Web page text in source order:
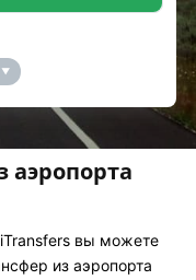
▼
аэропорта
вы можете
из аэропорта